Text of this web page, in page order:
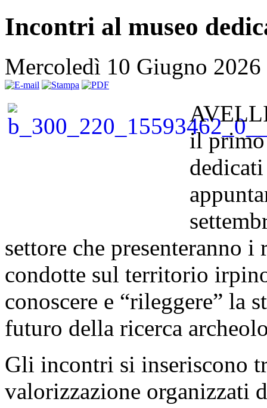
Incontri al museo
Mercoledì 10 Giugno
il
settore che presenteranno
condotte sul territorio
conoscere e “rileggere” la
futuro della ricerca
Gli incontri si inseriscono
valorizzazione organizzati